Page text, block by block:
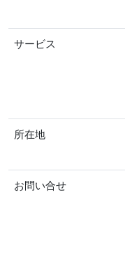
サービス
所在地
お問い合せ